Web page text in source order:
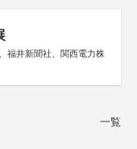
福井新聞社、関西電力株
一覧